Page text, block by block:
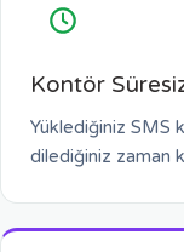
Kontör
Yüklediğiniz SMS
dilediğiniz zaman